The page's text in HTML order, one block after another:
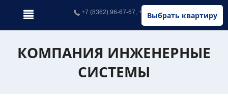
Выбрать квартиру
+7 (8362) 96-67-67, +7 (902) 326-67-67
КОМПАНИЯ ИНЖЕНЕРНЫЕ
СИСТЕМЫ